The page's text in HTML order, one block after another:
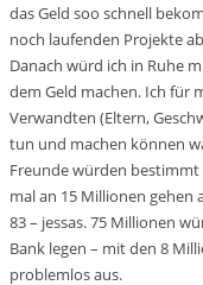
das Geld soo schnell
noch laufenden Projekte
Danach würd ich in Ruhe
dem Geld machen. Ich für
Verwandten (Eltern,
tun und machen können
Freunde würden bestimmt
mal an 15 Millionen gehen
83 – jessas. 75 Millionen
Bank legen – mit den 8
problemlos aus.